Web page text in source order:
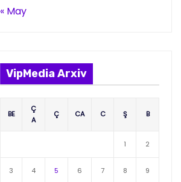
« May
VipMedia Arxiv
BE
Ç
A
Ç CA C Ş B
1 2
3 4 5 6 7 8 9